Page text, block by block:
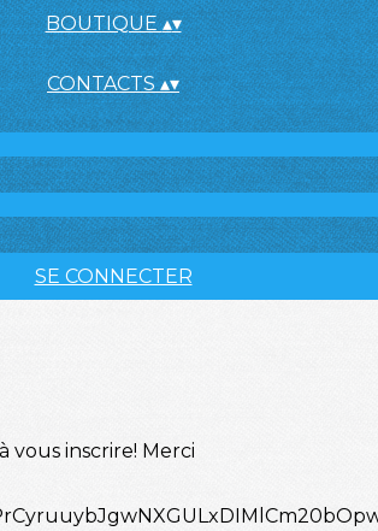
BOUTIQUE▴▾
CONTACTS▴▾
SE CONNECTER
vous inscrire! Merci